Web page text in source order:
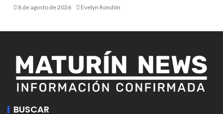
8 de agosto de 2026 Evelyn Rondón
BUSCAR